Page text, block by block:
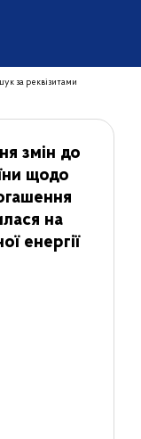
за реквізитами
змін до
щодо
на
енергії